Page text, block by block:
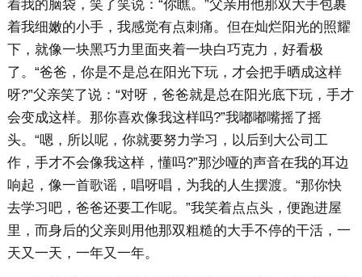
着我的脑袋，笑了笑说：“你瞧。”父亲用他那双大手包裹
着我细嫩的小手，我感觉有点刺痛。但在灿烂阳光的照耀
下，就像一块黑巧力里面夹着一块白巧克力，好看极
了。“爸爸，你是不是总在阳光下玩，才会把手晒成这样
呀?”父亲笑了说：“对呀，爸爸就是总在阳光底下玩，手才
会变成这样。那你喜欢像我这样吗?”我嘟嘟嘴摇了摇
头。“嗯，所以呢，你就要努力学习，以后到大公司工
作，手才不会像我这样，懂吗?”那沙哑的声音在我的耳边
响起，像一首歌谣，唱呀唱，为我的人生摆渡。“那你快
去学习吧，爸爸还要工作呢。”我笑着点点头，便跑进屋
里，而身后的父亲则用他那双粗糙的大手不停的干活，一
天又一天，一年又一年。